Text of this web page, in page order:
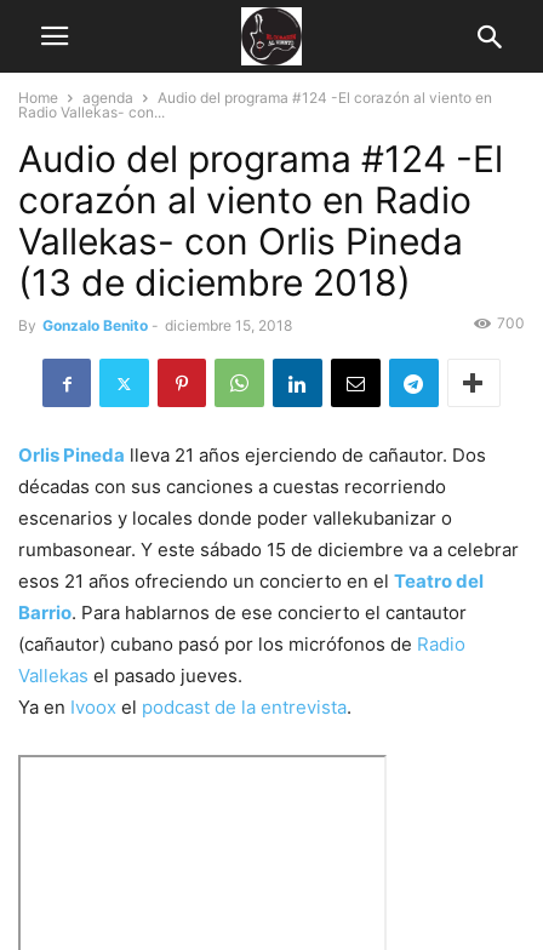
Home agenda
Audio del programa #124 -El corazón al viento en
Radio Vallekas- con...
Audio del programa #124 -El
corazón al viento en Radio
Vallekas- con Orlis Pineda
(13 de diciembre 2018)
By Gonzalo Benito - diciembre 15, 2018 700
Orlis Pineda lleva 21 años ejerciendo de cañautor. Dos
décadas con sus canciones a cuestas recorriendo
escenarios y locales donde poder vallekubanizar o
rumbasonear. Y este sábado 15 de diciembre va a celebrar
esos 21 años ofreciendo un concierto en el Teatro del
Barrio. Para hablarnos de ese concierto el cantautor
(cañautor) cubano pasó por los micrófonos de Radio
Vallekas el pasado jueves.
Ya en Ivoox el podcast de la entrevista.